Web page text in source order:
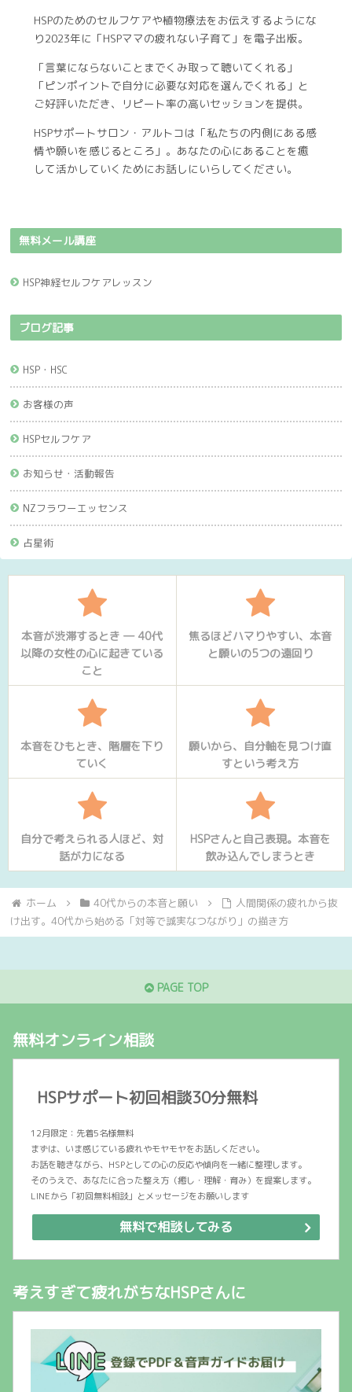
HSPのためのセルフケアや植物療法をお伝えするようにな
り2023年に「HSPママの疲れない子育て」を電子出版。
「言葉にならないことまでくみ取って聴いてくれる」
「ピンポイントで自分に必要な対応を選んでくれる」と
ご好評いただき、リピート率の高いセッションを提供。
HSPサポートサロン・アルトコは「私たちの内側にある感
情や願いを感じるところ」。あなたの心にあることを癒
して活かしていくためにお話しにいらしてください。
無料メール講座
HSP神経セルフケアレッスン
ブログ記事
HSP・HSC
お客様の声
HSPセルフケア
お知らせ・活動報告
NZフラワーエッセンス
占星術
本音が渋滞するとき ― 40代
以降の女性の心に起きている
こと
焦るほどハマりやすい、本音
と願いの5つの遠回り
本音をひもとき、階層を下り
ていく
願いから、自分軸を見つけ直
すという考え方
自分で考えられる人ほど、対
話が力になる
HSPさんと自己表現。本音を
飲み込んでしまうとき
ホーム 40代からの本音と願い
人間関係の疲れから抜
け出す。40代から始める「対等で誠実なつながり」の描き方
PAGE TOP
無料オンライン相談
HSPサポート初回相談30分無料
12月限定：先着5名様無料
まずは、いま感じている疲れやモヤモヤをお話しください。
お話を聴きながら、HSPとしての心の反応や傾向を一緒に整理します。
そのうえで、あなたに合った整え方（癒し・理解・育み）を提案します。
LINEから「初回無料相談」とメッセージをお願いします
無料で相談してみる
考えすぎて疲れがちなHSPさんに